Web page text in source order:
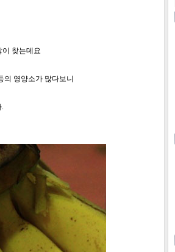
이 찾는데요
영양소가 많다보니
.